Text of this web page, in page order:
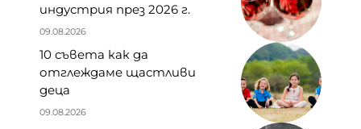
индустрия през 2026 г.
09.08.2026
10 съвета как да
отглеждаме щастливи
деца
09.08.2026